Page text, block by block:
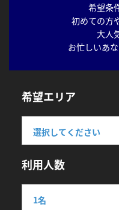
希望条
初めての方
大人
お忙しいあ
希望エリア
利用人数